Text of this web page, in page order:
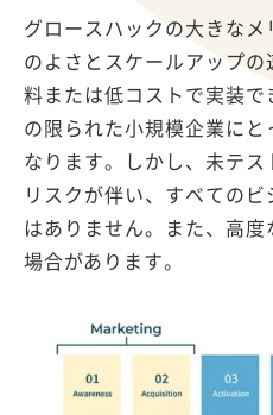
グロースハックの大きな
のよさとスケールアップ
料または低コストで実装
の限られた小規模企業に
なります。しかし、未テス
リスクが伴い、すべての
はありません。また、高
場合があります。